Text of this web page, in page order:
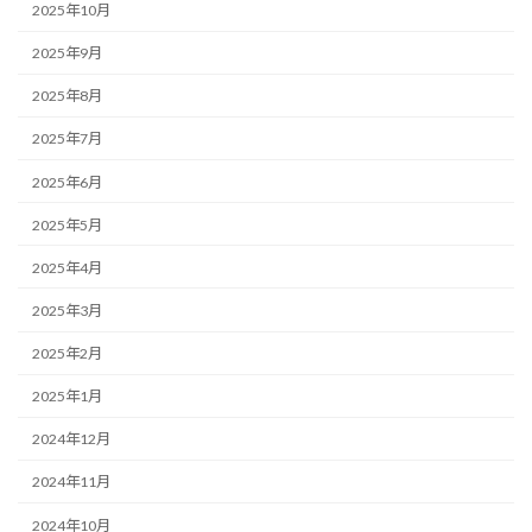
2025年10月
2025年9月
2025年8月
2025年7月
2025年6月
2025年5月
2025年4月
2025年3月
2025年2月
2025年1月
2024年12月
2024年11月
2024年10月